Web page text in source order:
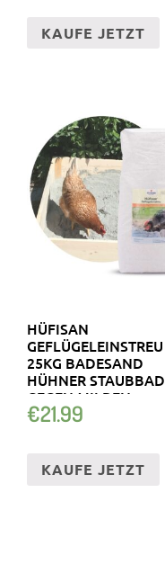
KAUFE JETZT
HÜFISAN
GEFLÜGELEINSTREU
25KG BADESAND
HÜHNER STAUBBAD
GEGEN MILBEN
NATURPRODUKT
€21.99
KAUFE JETZT